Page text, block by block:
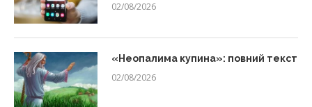
02/08/2026
«Неопалима купина»: повний текст
02/08/2026